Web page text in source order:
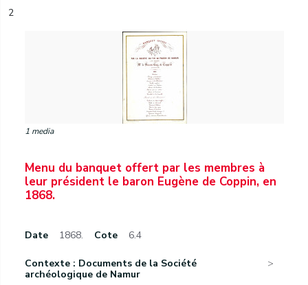
2
1 media
Menu du banquet offert par les membres à
leur président le baron Eugène de Coppin, en
1868.
Date 1868. Cote 6.4
Contexte : Documents de la Société
archéologique de Namur